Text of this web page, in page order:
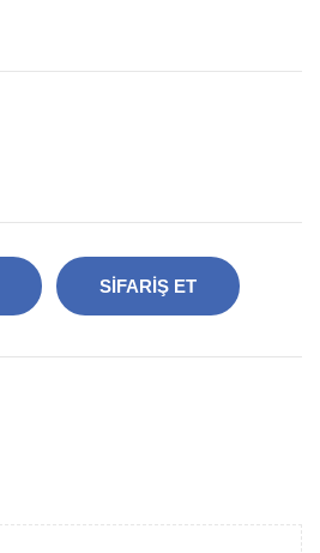
SIFARIŞ ET